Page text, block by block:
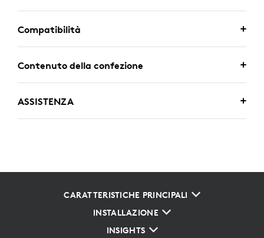
Compatibilità
Contenuto della confezione
ASSISTENZA
CARATTERISTICHE PRINCIPALI
INSTALLAZIONE
INSIGHTS